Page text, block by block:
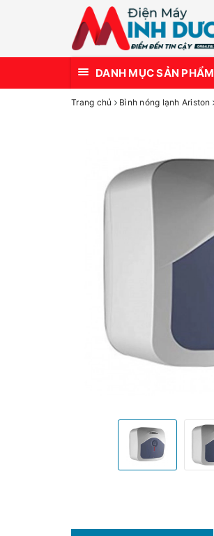
DANH MỤC SẢN PHẨM
Trang chủ Bình nóng lạnh Ariston